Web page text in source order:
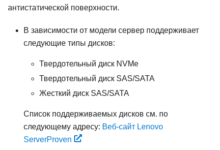
антистатической поверхности.
В зависимости от модели сервер поддерживает
следующие типы дисков:
Твердотельный диск NVMe
Твердотельный диск SAS/SATA
Жесткий диск SAS/SATA
Список поддерживаемых дисков см. по
следующему адресу: Веб-сайт Lenovo
ServerProven